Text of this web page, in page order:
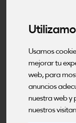
Usamos
mejorar tu
web, para
anuncios
nuestra web y
nuestros